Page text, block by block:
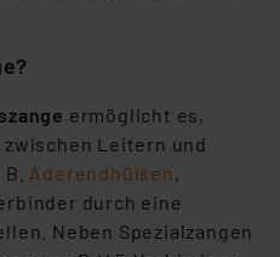
ermöglicht es,
Leitern und
Aderendhülsen,
durch eine
Neben Spezialzangen